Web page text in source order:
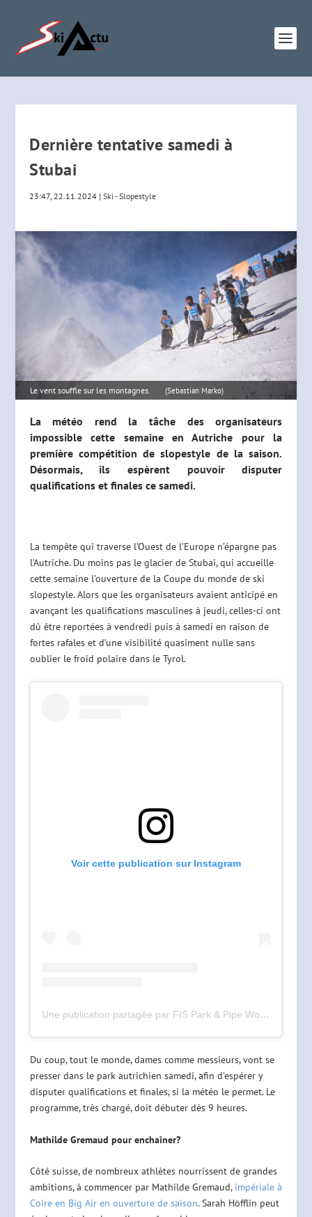
Dernière tentative samedi à
Stubai
23:47, 22.11.2024 |Ski - Slopestyle
Le vent souffle sur les montagnes. (Sebastian Marko)
La météo rend la tâche des organisateurs
impossible cette semaine en Autriche pour la
première compétition de slopestyle de la saison.
Désormais, ils espèrent pouvoir disputer
qualifications et finales ce samedi.
La tempête qui traverse l’Ouest de l’Europe n’épargne pas
l’Autriche. Du moins pas le glacier de Stubai, qui accueille
cette semaine l’ouverture de la Coupe du monde de ski
slopestyle. Alors que les organisateurs avaient anticipé en
avançant les qualifications masculines à jeudi, celles-ci ont
dû être reportées à vendredi puis à samedi en raison de
fortes rafales et d’une visibilité quasiment nulle sans
oublier le froid polaire dans le Tyrol.
Voir cette publication sur Instagram
Une publication partagée par FIS Park & Pipe World Cup (@fisparkandpipe)
Du coup, tout le monde, dames comme messieurs, vont se
presser dans le park autrichien samedi, afin d’espérer y
disputer qualifications et finales, si la météo le permet. Le
programme, très chargé, doit débuter dès 9 heures.
Mathilde Gremaud pour enchaîner?
Côté suisse, de nombreux athlètes nourrissent de grandes
ambitions, à commencer par Mathilde Gremaud, impériale à
Coire en Big Air en ouverture de saison. Sarah Höfflin peut